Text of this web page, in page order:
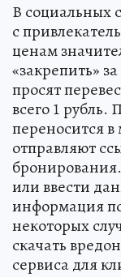
В социальных
с
ценам
«закрепить»
просят
всего 1 рубль.
переносится
отправляют
или ввести
информация
некоторых
скачать
сервиса для